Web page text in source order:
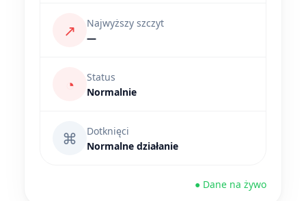
↗
Najwyższy szczyt
—
◔
Status
Normalnie
⌘
Dotknięci
Normalne działanie
● Dane na żywo